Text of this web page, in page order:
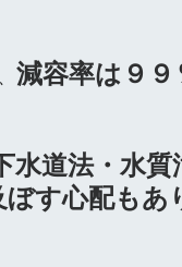
減容率は９９
道法・水質
す心配もあ